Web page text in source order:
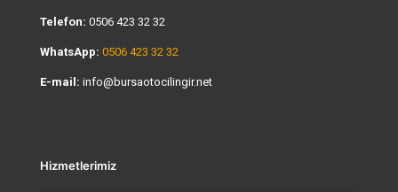
Telefon: 0506 423 32 32
WhatsApp: 0506 423 32 32
E-mail: info@bursaotocilingir.net
Hizmetlerimiz